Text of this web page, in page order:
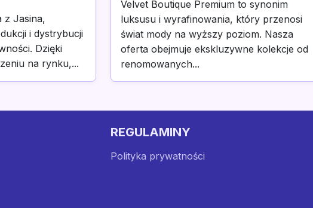
z Jasina,
i dystrybucji
Dzięki
na rynku,...
Velvet Boutique Premium to synonim
luksusu i wyrafinowania, który przenosi
świat mody na wyższy poziom. Nasza
oferta obejmuje ekskluzywne kolekcje od
renomowanych...
REGULAMINY
Polityka prywatności